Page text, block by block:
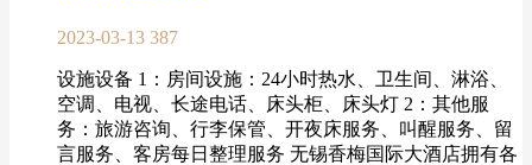
2023-03-13 387
设施设备 1：房间设施：24小时热水、卫生间、淋浴、
空调、电视、长途电话、床头柜、床头灯 2：其他服
务：旅游咨询、行李保管、开夜床服务、叫醒服务、留
言服务、客房每日整理服务 无锡香梅国际大酒店拥有各